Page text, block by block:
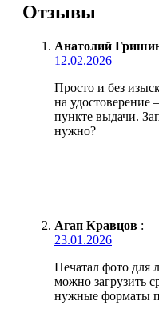
Отзывы
Анатолий
12.02.2026
Просто и без
на удостоверение
пункте выдачи.
нужно?
Агап Кравцов :
23.01.2026
Печатал фото для
можно загрузить
нужные форматы